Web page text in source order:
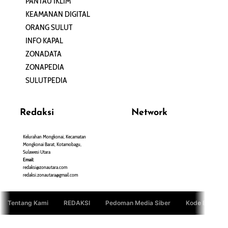
KEAMANAN DIGITAL
ORANG SULUT
INFO KAPAL
ZONADATA
ZONAPEDIA
SULUTPEDIA
Redaksi
Kelurahan Mongkonai, Kecamatan
Mongkonai Barat, Kotamobagu,
Sulawesi Utara
Email:
redaksi@zonautara.com
redaksi.zonautara@gmail.com
Network
Tentang Kami REDAKSI Pedoman Media Siber Kode Etik